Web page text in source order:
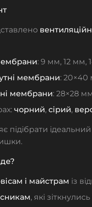
: 9 мм, 12 мм,
мембрани: 20×40
мембрани: 28×28 мм
чорний, сірий,
підібрати
і майстрам із
, які